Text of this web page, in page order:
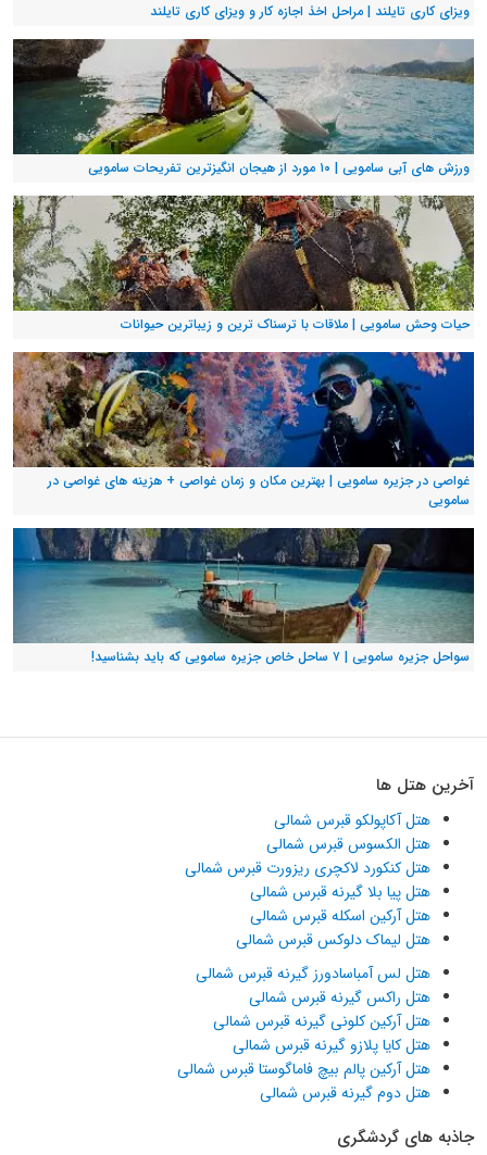
ویزای کاری تایلند | مراحل اخذ اجازه کار و ویزای کاری تایلند
ورزش های آبی سامویی | ۱۰ مورد از هیجان انگیزترین تفریحات سامویی
حیات وحش سامویی | ملاقات با ترسناک ترین و زیباترین حیوانات
غواصی در جزیره سامویی | بهترین مکان و زمان غواصی + هزینه های غواصی در
سامویی
سواحل جزیره سامویی | ۷ ساحل خاص جزیره سامویی که باید بشناسید!
آخرین هتل ها
هتل آکاپولکو قبرس شمالی
هتل الکسوس قبرس شمالی
هتل کنکورد لاکچری ریزورت قبرس شمالی
هتل پیا بلا گیرنه قبرس شمالی
هتل آرکین اسکله قبرس شمالی
هتل لیماک دلوکس قبرس شمالی
هتل لس آمباسادورز گیرنه قبرس شمالی
هتل راکس گیرنه قبرس شمالی
هتل آرکین کلونی گیرنه قبرس شمالی
هتل کایا پلازو گیرنه قبرس شمالی
هتل آرکین پالم بیچ فاماگوستا قبرس شمالی
هتل دوم گیرنه قبرس شمالی
جاذبه های گردشگری